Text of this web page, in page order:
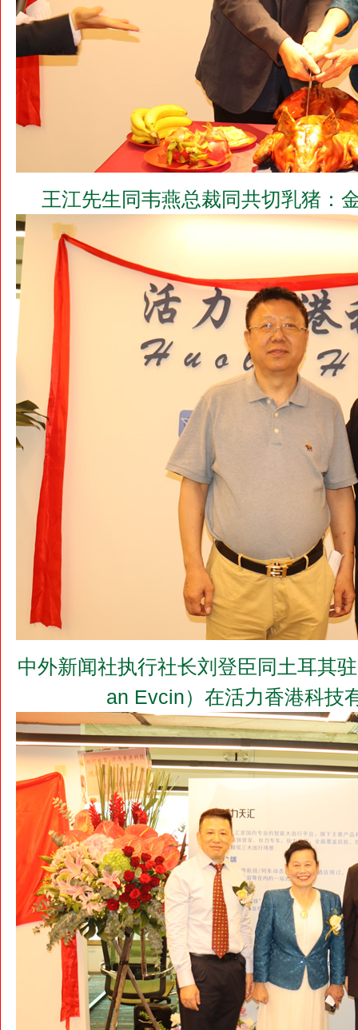
王江先生同韦燕总裁同共切乳猪：
中外新闻社执行社长刘登臣同土耳其
an Evcin）在活力香港科技